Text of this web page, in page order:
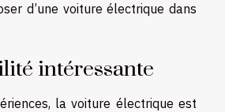
d’une voiture électrique dans
intéressante
la voiture électrique est